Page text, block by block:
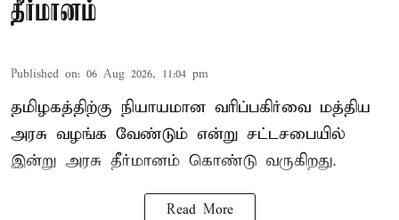
தீர்மானம்
Published on: 06 Aug 2026, 11:04 pm
தமிழகத்திற்கு நியாயமான வரிப்பகிர்வை மத்திய
அரசு வழங்க வேண்டும் என்று சட்டசபையில்
இன்று அரசு தீர்மானம் கொண்டு வருகிறது.
Read More